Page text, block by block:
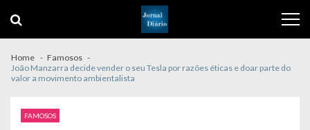
navigation
content
Home
Famosos
João Manzarra decide vender o seu Tesla por razões éticas e doar parte do
valor a movimento ambientalista
FAMOSOS